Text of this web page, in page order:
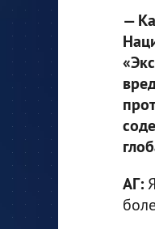
—
АГ: